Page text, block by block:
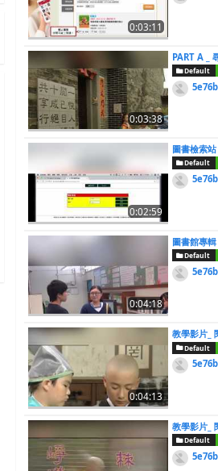
0:03:11
0:03:38
PART A _
Default
0:02:59
圖書檢索
Default
0:04:18
圖書館專輯
Default
0:04:13
教學影片_
Default
教學影片_
Default